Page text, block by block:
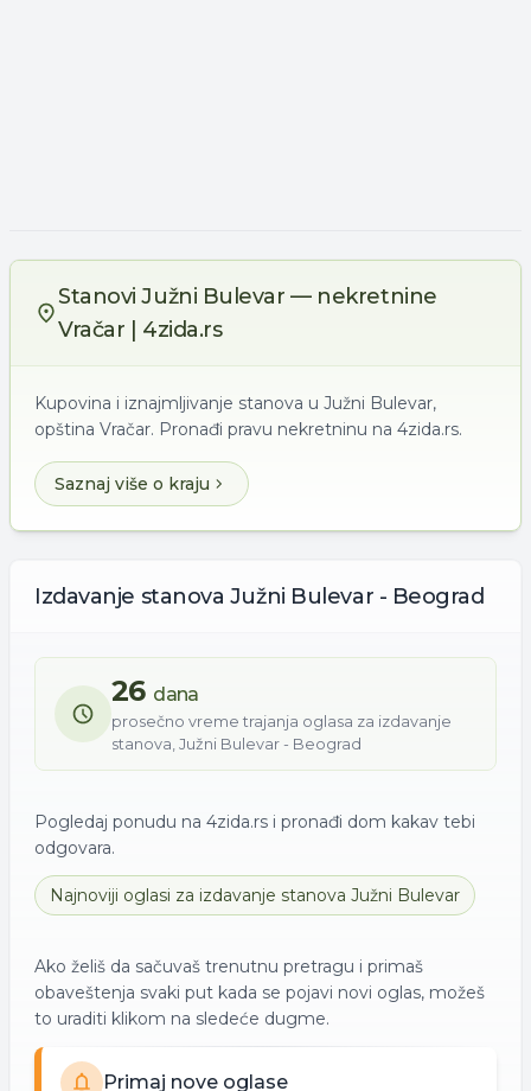
Stanovi Južni Bulevar — nekretnine
Vračar | 4zida.rs
Kupovina i iznajmljivanje stanova u Južni Bulevar,
opština Vračar. Pronađi pravu nekretninu na 4zida.rs.
Saznaj više o kraju
Izdavanje stanova Južni Bulevar - Beograd
26 dana
prosečno vreme trajanja oglasa za izdavanje
stanova, Južni Bulevar - Beograd
Pogledaj ponudu na 4zida.rs i pronađi dom kakav tebi
odgovara.
Najnoviji oglasi za izdavanje stanova Južni Bulevar
Ako želiš da sačuvaš trenutnu pretragu i primaš
obaveštenja svaki put kada se pojavi novi oglas, možeš
to uraditi klikom na sledeće dugme.
Primaj nove oglase